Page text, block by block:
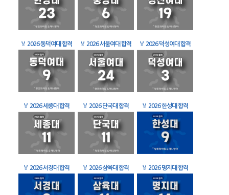
🏅 2026 동덕여대 합격 🏅 2026 서울여대 합격 🏅 2026 덕성여대 합격
🏅 2026 세종대 합격 🏅 2026 단국대 합격 🏅 2026 한성대 합격
🏅 2026 서경대 합격 🏅 2026 삼육대 합격 🏅 2026 명지대 합격